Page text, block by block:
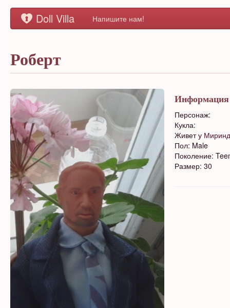
Doll Villa Напишите нам!
Роберт
Информация
Персонаж:
Кукла:
Живет у
Пол: Male
Поколение:
Размер: 30